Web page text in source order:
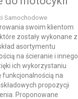
Samochodowe
swoim klientom
zostały wykonane z
asortymentu
na ścieranie i innego
ich wykorzystaniu
na
propozycji
Proponowane